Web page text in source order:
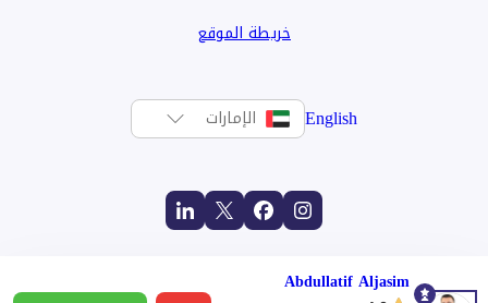
خريطة الموقع
English الإمارات
Abdullatif Aljasim